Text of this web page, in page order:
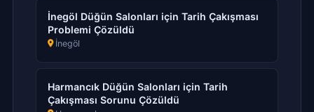
İnegöl Düğün Salonları için Tarih Çakışması
Problemi Çözüldü
İnegöl
Harmancık Düğün Salonları için Tarih
Çakışması Sorunu Çözüldü